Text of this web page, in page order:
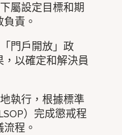
屬設定目標和期
責。
門戶開放」政
以確定和解決員
執行，根據標準
）完成懲戒程
程。